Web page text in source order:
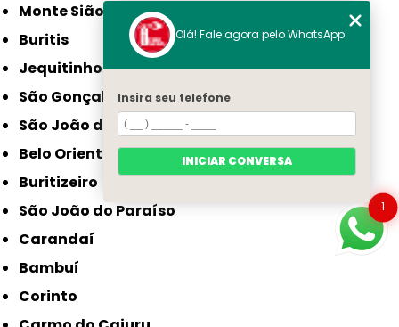
Monte Sião
Buritis
Jequitinhonha
São Gonçalo do Sapucaí
São João da Ponte
Belo Oriente
Buritizeiro
São João do Paraíso
Carandaí
Bambuí
Corinto
1
Olá! Fale agora pelo WhatsApp
Insira seu telefone
INICIAR CONVERSA